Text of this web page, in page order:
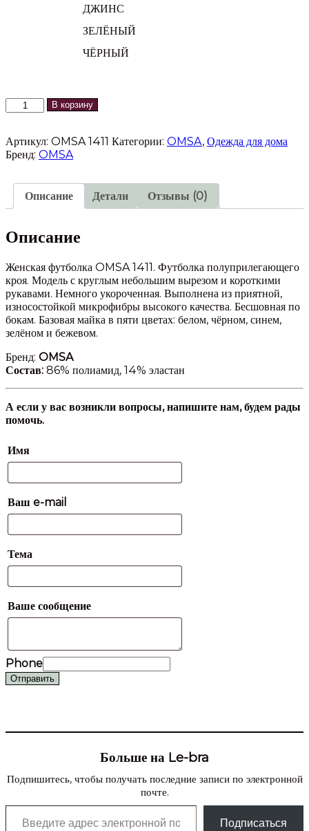
ДЖИНС
ЗЕЛЁНЫЙ
ЧЁРНЫЙ
Количество
товара
футболка
OMSA
В корзину
Артикул: OMSA 1411 Категории: OMSA, Одежда для дома
Бренд: OMSA
Описание Детали Отзывы (0)
Описание
Женская футболка OMSA 1411. Футболка полуприлегающего
кроя. Модель с круглым небольшим вырезом и короткими
рукавами. Немного укороченная. Выполнена из приятной,
износостойкой микрофибры высокого качества. Бесшовная по
бокам. Базовая майка в пяти цветах: белом, чёрном, синем,
зелёном и бежевом.
Бренд: OMSA
Состав: 86% полиамид, 14% эластан
А если у вас возникли вопросы, напишите нам, будем рады
помочь.
Имя
Ваш e-mail
Тема
Ваше сообщение
Phone
Отправить
Больше на Le-bra
Подпишитесь, чтобы получать последние записи по электронной
почте.
Введите адрес электронной почты…
Подписаться